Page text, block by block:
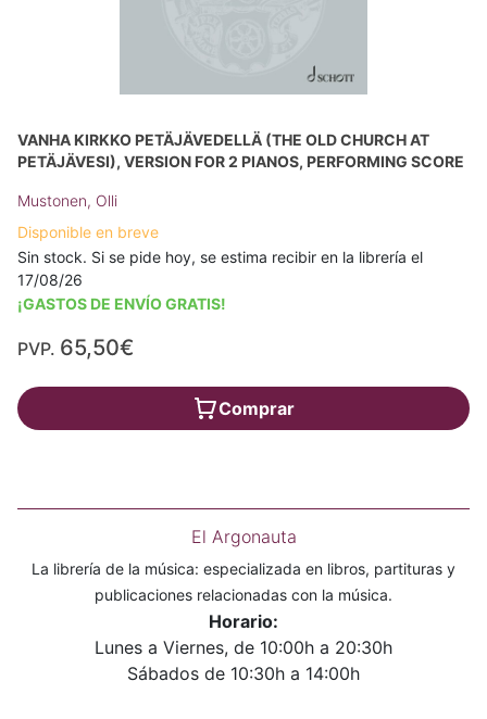
VANHA KIRKKO PETÄJÄVEDELLÄ (THE OLD CHURCH AT
PETÄJÄVESI), VERSION FOR 2 PIANOS, PERFORMING SCORE
Mustonen, Olli
Disponible en breve
Sin stock. Si se pide hoy, se estima recibir en la librería el
17/08/26
¡GASTOS DE ENVÍO GRATIS!
PVP. 65,50€
Comprar
El Argonauta
La librería de la música: especializada en libros, partituras y
publicaciones relacionadas con la música.
Horario:
Lunes a Viernes, de 10:00h a 20:30h
Sábados de 10:30h a 14:00h